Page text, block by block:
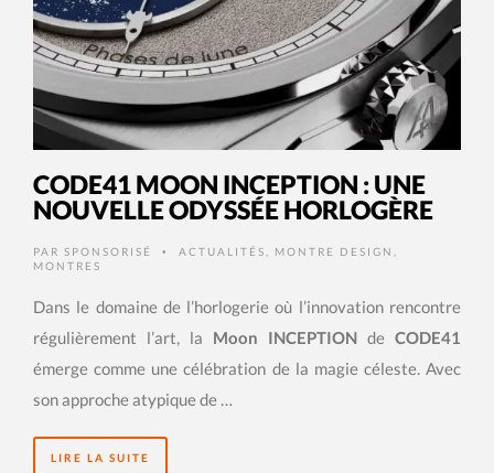
CODE41 MOON INCEPTION : UNE
NOUVELLE ODYSSÉE HORLOGÈRE
PAR SPONSORISÉ • ACTUALITÉS MONTRE DESIGN
MONTRES
Dans le domaine de l’horlogerie où l’innovation rencontre
régulièrement l’art, la Moon INCEPTION de CODE41
émerge comme une célébration de la magie céleste. Avec
son approche atypique de …
LIRE LA SUITE